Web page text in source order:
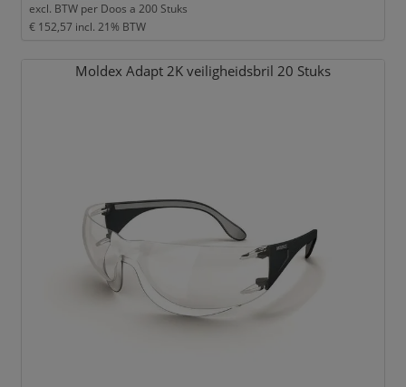
excl. BTW per Doos a 200 Stuks
€ 152,57 incl. 21% BTW
Moldex Adapt 2K veiligheidsbril 20 Stuks